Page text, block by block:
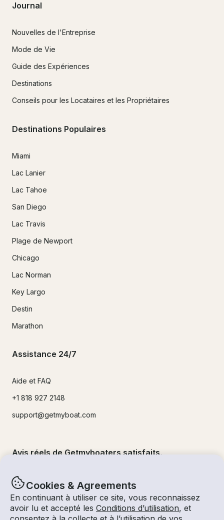
Cookies & Agreements
En continuant à utiliser ce site, vous reconnaissez
avoir lu et accepté les Conditions d’utilisation, et
Journal
Nouvelles de l'Entreprise
Mode de Vie
Guide des Expériences
Destinations
Conseils pour les Locataires et les Propriétaires
Destinations Populaires
Miami
Lac Lanier
Lac Tahoe
San Diego
Lac Travis
Plage de Newport
Chicago
Lac Norman
Key Largo
Destin
Marathon
Assistance 24/7
Aide et FAQ
+1 818 927 2148
support@getmyboat.com
Avis réels de Getmyboaters satisfaits.